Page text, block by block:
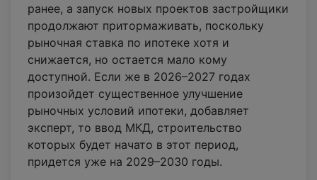
ранее, а запуск новых проектов застройщики
продолжают притормаживать, поскольку
рыночная ставка по ипотеке хотя и
снижается, но остается мало кому
доступной. Если же в 2026–2027 годах
произойдет существенное улучшение
рыночных условий ипотеки, добавляет
эксперт, то ввод МКД, строительство
которых будет начато в этот период,
придется уже на 2029–2030 годы.